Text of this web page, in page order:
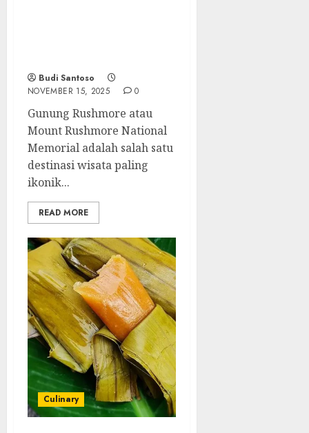
Budi Santoso
NOVEMBER 15, 2025
0
Gunung Rushmore atau
Mount Rushmore National
Memorial adalah salah satu
destinasi wisata paling
ikonik...
READ MORE
Culinary